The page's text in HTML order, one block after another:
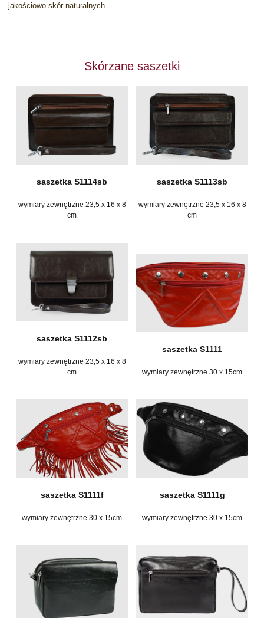
jakościowo skór naturalnych.
Skórzane saszetki
saszetka S1114sb
wymiary zewnętrzne 23,5 x 16 x 8
cm
saszetka S1113sb
wymiary zewnętrzne 23,5 x 16 x 8
cm
saszetka S1112sb
wymiary zewnętrzne 23,5 x 16 x 8
cm
saszetka S1111
wymiary zewnętrzne 30 x 15cm
saszetka S1111f
wymiary zewnętrzne 30 x 15cm
saszetka S1111g
wymiary zewnętrzne 30 x 15cm